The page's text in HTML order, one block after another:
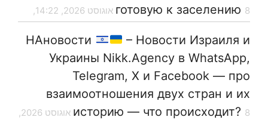
готовую к заселению 8 אוגוסט 2026, 14:22,
НАновости
– Новости Израиля и
Украины Nikk.Agency в WhatsApp,
Telegram, X и Facebook — про
взаимоотношения двух стран и их
историю — что происходит?
8 אוגוסט 2026,